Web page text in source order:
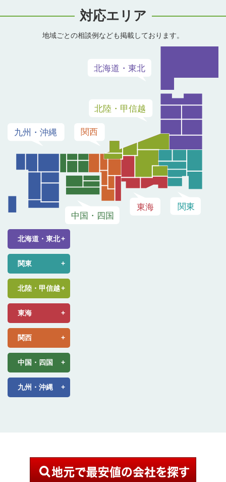
対応エリア
地域ごとの相談例なども掲載しております。
北海道・東北
関東
北陸・甲信越
東海
関西
中国・四国
九州・沖縄